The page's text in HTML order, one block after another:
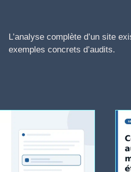
L’analyse complète d’un site
exemples concrets d’audits.